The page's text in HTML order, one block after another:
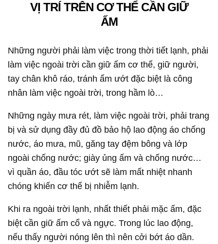
VỊ TRÍ TRÊN CƠ THỂ CẦN GIỮ
ẤM
Những người phải làm việc trong thời tiết lạnh, phải
làm việc ngoài trời cần giữ ấm cơ thể, giữ người,
tay chân khô ráo, tránh ẩm ướt đặc biệt là công
nhân làm việc ngoài trời, trong hầm lò…
Những ngày mưa rét, làm việc ngoài trời, phải trang
bị và sử dụng đầy đủ đồ bảo hộ lao động áo chống
nước, áo mưa, mũ, găng tay đệm bông và lớp
ngoài chống nước; giày ủng ấm và chống nước…
vì quần áo, đầu tóc ướt sẽ làm mất nhiệt nhanh
chóng khiến cơ thể bị nhiễm lạnh.
Khi ra ngoài trời lạnh, nhất thiết phải mặc ấm, đặc
biệt cần giữ ấm cổ và ngực. Trong lúc lao động,
nếu thấy người nóng lên thì nên cởi bớt áo dần.